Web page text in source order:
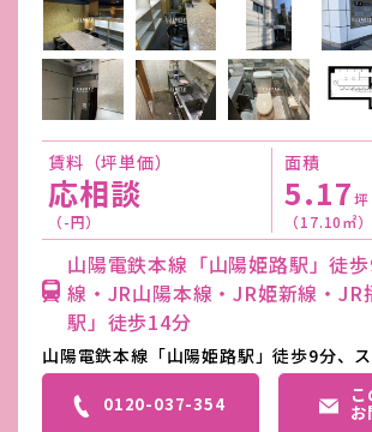
賃料（坪単価）
応相談
（-円）
面積
5.17坪
（17.10㎡）
山陽電鉄本線「山陽姫路駅」徒
線・JR山陽本線・JR姫新線・JR
駅」徒歩14分
山陽電鉄本線「山陽姫路駅」徒歩9分、
0120-037-354 お